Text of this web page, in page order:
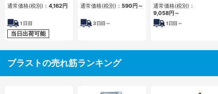
通常価格(税別)： 4,162円
1 日目
当日出荷可能
通常価格(税別)： 590円～
3日目～
通常価格(税別)：
9,058円～
1日目～
ブラストの売れ筋ランキング